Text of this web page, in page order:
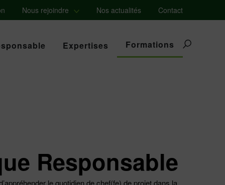
Nous rejoindre Nos actualités Contact
Expertises Formations
Responsable